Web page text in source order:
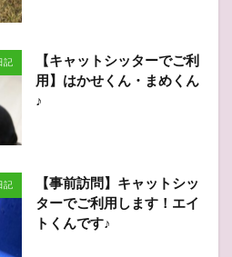
記
【キャットシッターでご利
用】はかせくん・まめくん
♪
記
【事前訪問】キャットシッ
ターでご利用します！エイ
トくんです♪